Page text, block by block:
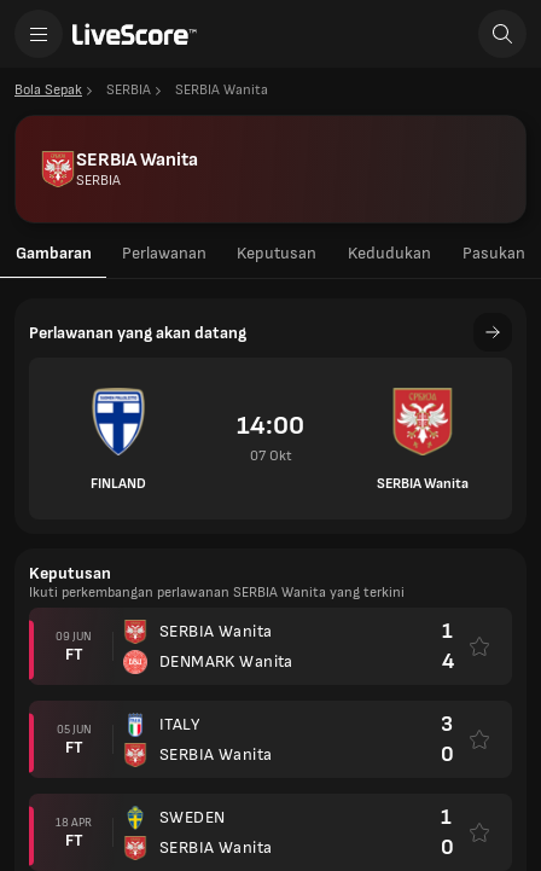
Bola Sepak SERBIA SERBIA Wanita
SERBIA Wanita
SERBIA
Gambaran Perlawanan Keputusan Kedudukan Pasukan
Perlawanan yang akan datang
FINLAND
14:00
07 Okt
SERBIA Wanita
Keputusan
Ikuti perkembangan perlawanan SERBIA Wanita yang terkini
09 JUN
FT
SERBIA Wanita
DENMARK Wanita
1
4
05 JUN
FT
ITALY
SERBIA Wanita
3
0
18 APR
FT
SWEDEN
SERBIA Wanita
1
0